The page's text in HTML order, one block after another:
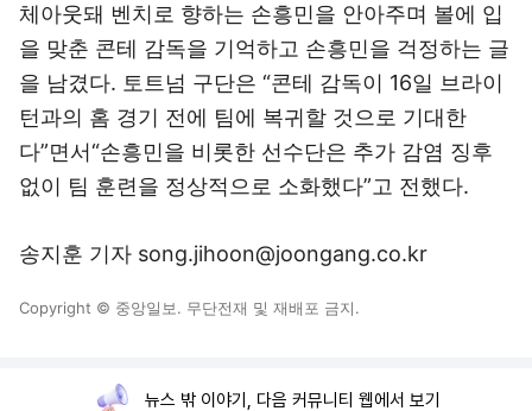
체아웃돼 벤치로 향하는 손흥민을 안아주며 볼에 입
을 맞춘 콘테 감독을 기억하고 손흥민을 걱정하는 글
을 남겼다. 토트넘 구단은 “콘테 감독이 16일 브라이
턴과의 홈 경기 전에 팀에 복귀할 것으로 기대한
다”면서“손흥민을 비롯한 선수단은 추가 감염 징후
없이 팀 훈련을 정상적으로 소화했다”고 전했다.
송지훈 기자 song.jihoon@joongang.co.kr
Copyright © 중앙일보. 무단전재 및 재배포 금지.
뉴스 밖 이야기, 다음 커뮤니티 웹에서 보기